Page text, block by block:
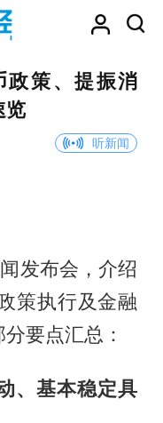
政策、提振消
览
听新闻
发布会，介绍
策执行及金融
要点汇总：
、基本稳定具